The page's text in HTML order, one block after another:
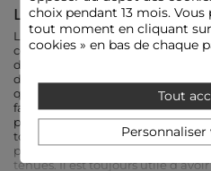
Le body pour femme
Le body pour femme est
comme de la lingerie ou comme
de la chaleur. Mais sur votre
devient la pièce phare de vos
question de le cacher sous vos
fantaisie, de la dentelle, des
plumetis et des manches
tous les regards. Il se porte
pour apporter de la modernité et
tenues. Il est toujours utile
choix pendant 13 mois. Vous
tout moment en cliquant
cookies » en bas de chaque
Tout